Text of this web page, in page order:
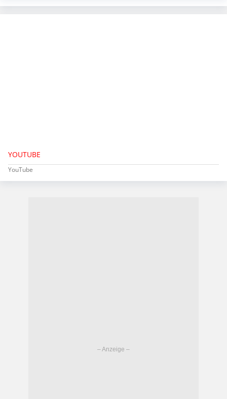
YOUTUBE
YouTube